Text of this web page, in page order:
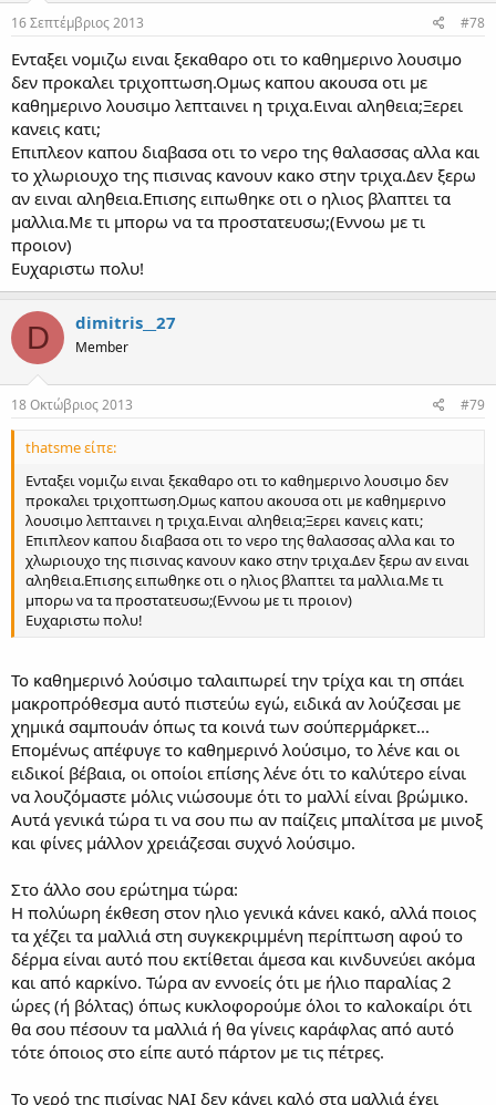
16 Σεπτέμβριος 2013 #78
Ενταξει νομιζω ειναι ξεκαθαρο οτι το καθημερινο λουσιμο
δεν προκαλει τριχοπτωση.Ομως καπου ακουσα οτι με
καθημερινο λουσιμο λεπταινει η τριχα.Ειναι αληθεια;Ξερει
κανεις κατι;
Επιπλεον καπου διαβασα οτι το νερο της θαλασσας αλλα και
το χλωριουχο της πισινας κανουν κακο στην τριχα.Δεν ξερω
αν ειναι αληθεια.Επισης ειπωθηκε οτι ο ηλιος βλαπτει τα
μαλλια.Με τι μπορω να τα προστατευσω;(Εννοω με τι
προιον)
Ευχαριστω πολυ!
D dimitris__27
Member
18 Οκτώβριος 2013 #79
thatsme είπε:
Ενταξει νομιζω ειναι ξεκαθαρο οτι το καθημερινο λουσιμο δεν
προκαλει τριχοπτωση.Ομως καπου ακουσα οτι με καθημερινο
λουσιμο λεπταινει η τριχα.Ειναι αληθεια;Ξερει κανεις κατι;
Επιπλεον καπου διαβασα οτι το νερο της θαλασσας αλλα και το
χλωριουχο της πισινας κανουν κακο στην τριχα.Δεν ξερω αν ειναι
αληθεια.Επισης ειπωθηκε οτι ο ηλιος βλαπτει τα μαλλια.Με τι
μπορω να τα προστατευσω;(Εννοω με τι προιον)
Ευχαριστω πολυ!
Το καθημερινό λούσιμο ταλαιπωρεί την τρίχα και τη σπάει
μακροπρόθεσμα αυτό πιστεύω εγώ, ειδικά αν λούζεσαι με
χημικά σαμπουάν όπως τα κοινά των σούπερμάρκετ...
Επομένως απέφυγε το καθημερινό λούσιμο, το λένε και οι
ειδικοί βέβαια, οι οποίοι επίσης λένε ότι το καλύτερο είναι
να λουζόμαστε μόλις νιώσουμε ότι το μαλλί είναι βρώμικο.
Αυτά γενικά τώρα τι να σου πω αν παίζεις μπαλίτσα με μινοξ
και φίνες μάλλον χρειάζεσαι συχνό λούσιμο.
Στο άλλο σου ερώτημα τώρα:
Η πολύωρη έκθεση στον ηλιο γενικά κάνει κακό, αλλά ποιος
τα χέζει τα μαλλιά στη συγκεκριμμένη περίπτωση αφού το
δέρμα είναι αυτό που εκτίθεται άμεσα και κινδυνεύει ακόμα
και από καρκίνο. Τώρα αν εννοείς ότι με ήλιο παραλίας 2
ώρες (ή βόλτας) όπως κυκλοφορούμε όλοι το καλοκαίρι ότι
θα σου πέσουν τα μαλλιά ή θα γίνεις καράφλας από αυτό
τότε όποιος στο είπε αυτό πάρτον με τις πέτρες.
Το νερό της πισίνας ΝΑΙ δεν κάνει καλό στα μαλλιά έχει